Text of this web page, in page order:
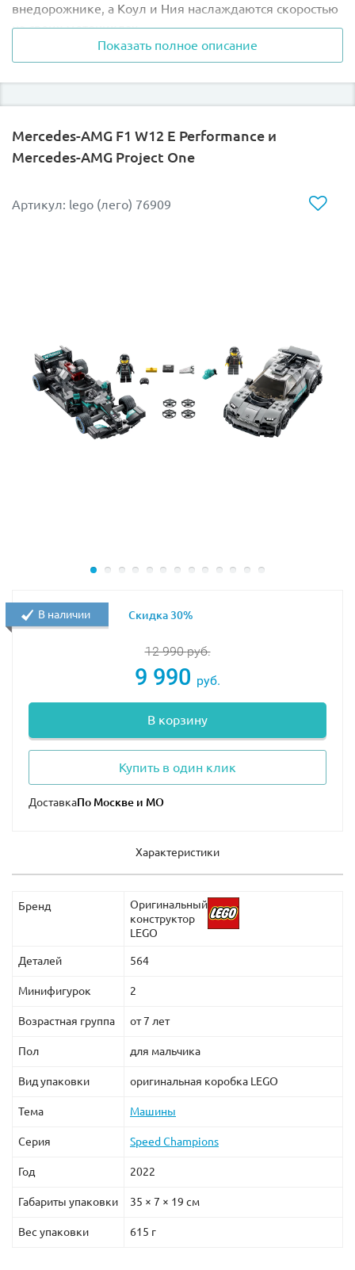
внедорожнике, а Коул и Ния наслаждаются скоростью
на своих мотоциклах.
В комплект входят шесть детализированных
минифигурок: ниндзя Сора, Ллойд, Ния, Коул в
катана, что добавляет игре еще больше реализма и
возможностей для приключений.
Вперед на поиски приключений с конструктором LEGO
71820!
Показать полное описание
Mercedes-AMG F1 W12 E Performance и
Mercedes-AMG Project One
Артикул: lego (лего) 76909
12 990руб.
9 990 руб.
В корзину
Купить в один клик
Доставка
В наличии Скидка 30%
Характеристики
Бренд
Оригинальный
конструктор
LEGO
Деталей 564
Минифигурок 2
Возрастная группа от 7 лет
Пол для мальчика
Вид упаковки оригинальная коробка LEGO
Тема Машины
Серия Speed Champions
Год 2022
Габариты упаковки 35 × 7 × 19 см
Вес упаковки 615 г